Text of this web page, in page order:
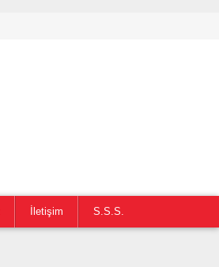
İletişim S.S.S.